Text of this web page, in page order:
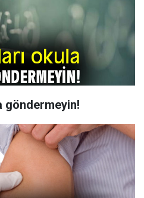
göndermeyin!